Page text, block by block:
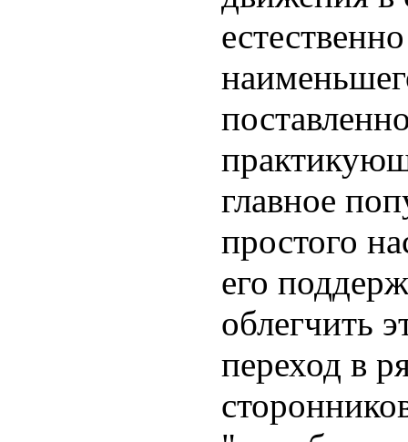
главное
простого
его
облегчить
переход в